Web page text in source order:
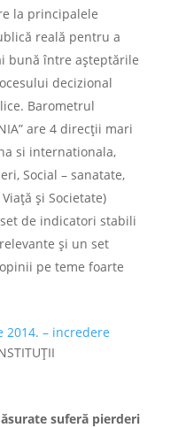
la principalele
reală pentru a
bună între aşteptările
decizional
Barometrul
are 4 direcţii mari
si internationala,
Social – sanatate,
şi Societate)
de indicatori stabili
şi un set
pe teme foarte
2014. – incredere
suferă pierderi